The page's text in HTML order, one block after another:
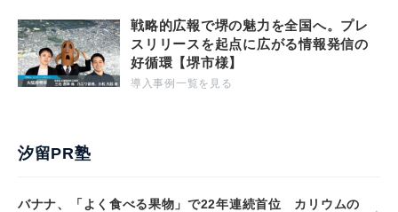
戦略的広報で堺の魅力を全国へ。プレ
スリリースを起点に広がる情報発信の
好循環【堺市様】
導入事例一覧を見る
汐留PR塾
バナナ、「よく食べる果物」で22年連続首位 カリウムの